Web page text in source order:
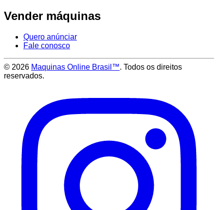
Vender máquinas
Quero anúnciar
Fale conosco
© 2026 Maquinas Online Brasil™. Todos os direitos
reservados.